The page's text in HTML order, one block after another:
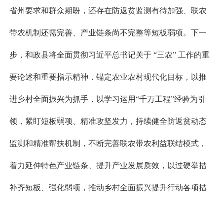
省州要求和群众期盼，还存在防返贫监测有待加强、联农
带农机制还需完善、产业链条尚不完整等短板弱项。下一
步，和政县将全面贯彻习近平总书记关于 “三农” 工作的重
要论述和重要指示精神，锚定农业农村现代化目标，以推
进乡村全面振兴为抓手，以学习运用“千万工程”经验为引
领，紧盯短板弱项、精准攻坚发力，持续健全防返贫动态
监测和精准帮扶机制，不断完善联农带农利益联结模式，
着力延伸特色产业链条、提升产业发展质效，以过硬举措
补齐短板、强化弱项，推动乡村全面振兴提升行动各项措